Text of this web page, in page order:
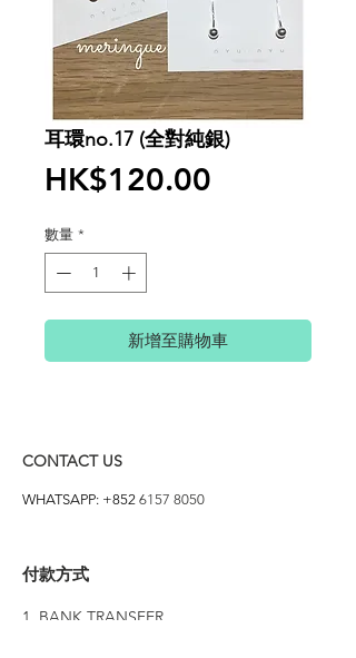
耳環no.17 (全對純銀)
HK$120.00
數量 *
新增至購物車
CONTACT US
WHATSAPP: +852 6157 8050
付款方式
1. BANK TRANSFER